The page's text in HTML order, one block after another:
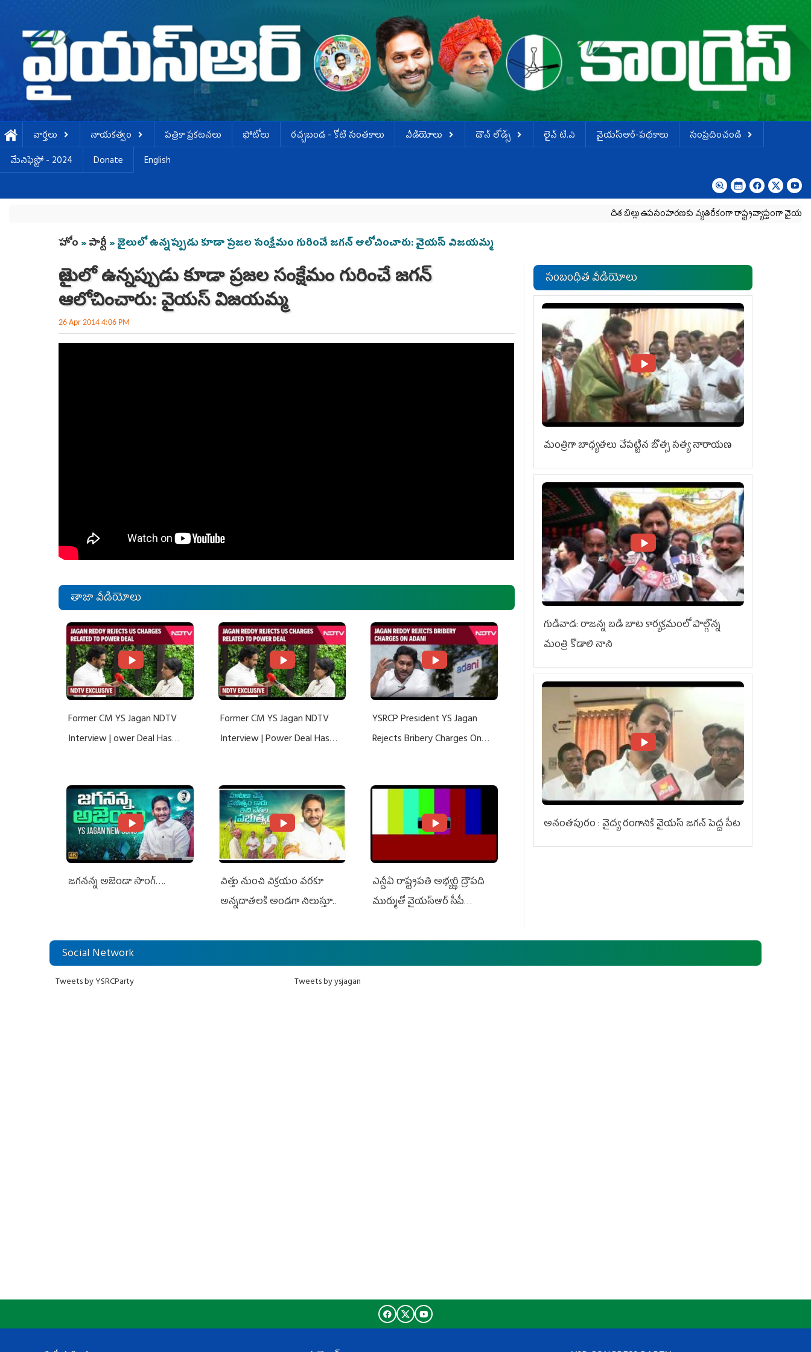
వార్తలు నాయకత్వం పత్రికా ప్రకటనలు ఫోటోలు ర‌చ్చ‌బండ‌ - కోటి సంత‌కాలు వీడియోలు డౌన్ లోడ్స్ లైవ్ టి.వి వైయస్ఆర్-పథకాలు
సంప్రదించండి
మేనిఫెస్టో - 2024
Donate English
దిశ బిల్లు ఉపసంహరణకు వ్యతిరేకంగా రాష్ట్రవ్యాప్తంగా
You are here
హోం »పార్టీ » జైలులో ఉన్నప్పుడు కూడా ప్రజల సంక్షేమం గురించే జగన్ ఆలోచించారు: వైయస్‌ విజయమ్మ
జైలులో ఉన్నప్పుడు కూడా ప్రజల సంక్షేమం గురించే జగన్
ఆలోచించారు: వైయస్‌ విజయమ్మ
26 Apr 2014 4:06 PM
తాజా వీడియోలు
Former CM YS Jagan NDTV
Interview | ower Deal Has
Former CM YS Jagan NDTV
Interview | Power Deal Has
YSRCP President YS Jagan
Rejects Bribery Charges On
జగనన్న అజెండా సాంగ్….
విత్తు నుంచి విక్రయం వరకూ
అన్నదాతలకి అండగా నిలుస్తూ..
ఎన్డీఏ రాష్ట్ర‌ప‌తి అభ్య‌ర్థి ద్రౌప‌ది
ముర్ముతో వైయ‌స్ఆర్ సీపీ
ఎమ్మెల్యేలు, ఎంపీల స‌మావేశం
సంబంధిత వీడియోలు
మంత్రిగా బాధ్యతలు చేపట్టిన బొత్స సత్య నారాయణ
గుడివాడ: రాజన్న బడి బాట కార్యక్రమంలో పాల్గొన్న
మంత్రి కొడాలి నాని
అనంతపురం : వైద్య రంగానికి వైయ‌స్ జ‌గ‌న్ పెద్ద పీట
Social Network
Tweets by YSRCParty Tweets by ysjagan